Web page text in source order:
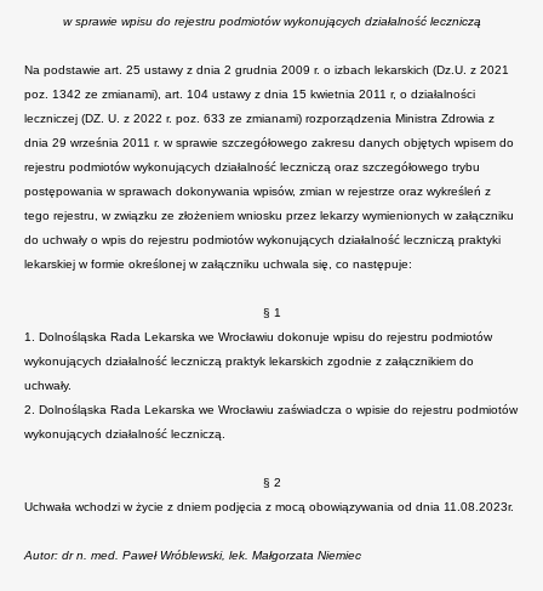
w sprawie wpisu do rejestru podmiotów wykonujących działalność leczniczą
Na podstawie art. 25 ustawy z dnia 2 grudnia 2009 r. o izbach lekarskich (Dz.U. z 2021
poz. 1342 ze zmianami), art. 104 ustawy z dnia 15 kwietnia 2011 r, o działalności
leczniczej (DZ. U. z 2022 r. poz. 633 ze zmianami) rozporządzenia Ministra Zdrowia z
dnia 29 września 2011 r. w sprawie szczegółowego zakresu danych objętych wpisem do
rejestru podmiotów wykonujących działalność leczniczą oraz szczegółowego trybu
postępowania w sprawach dokonywania wpisów, zmian w rejestrze oraz wykreśleń z
tego rejestru, w związku ze złożeniem wniosku przez lekarzy wymienionych w załączniku
do uchwały o wpis do rejestru podmiotów wykonujących działalność leczniczą praktyki
lekarskiej w formie określonej w załączniku uchwala się, co następuje:
§ 1
1. Dolnośląska Rada Lekarska we Wrocławiu dokonuje wpisu do rejestru podmiotów
wykonujących działalność leczniczą praktyk lekarskich zgodnie z załącznikiem do
uchwały.
2. Dolnośląska Rada Lekarska we Wrocławiu zaświadcza o wpisie do rejestru podmiotów
wykonujących działalność leczniczą.
§ 2
Uchwała wchodzi w życie z dniem podjęcia z mocą obowiązywania od dnia 11.08.2023r.
Autor: dr n. med. Paweł Wróblewski, lek. Małgorzata Niemiec